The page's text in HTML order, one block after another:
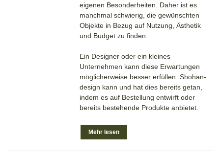
eigenen Besonderheiten. Daher ist es
manchmal schwierig, die gewünschten
Objekte in Bezug auf Nutzung, Ästhetik
und Budget zu finden.
Ein Designer oder ein kleines
Unternehmen kann diese Erwartungen
möglicherweise besser erfüllen. Shohan-
design kann und hat dies bereits getan,
indem es auf Bestellung entwirft oder
bereits bestehende Produkte anbietet.
Mehr lesen